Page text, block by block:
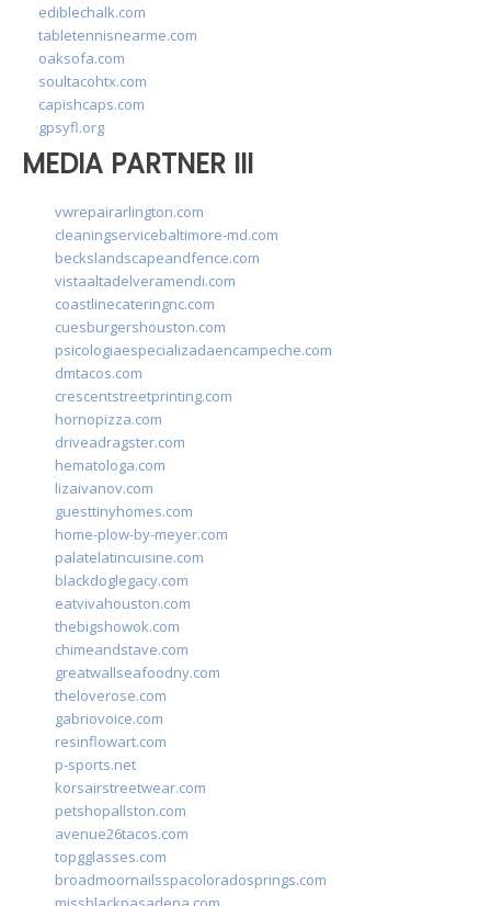
ediblechalk.com
tabletennisnearme.com
oaksofa.com
soultacohtx.com
capishcaps.com
gpsyfl.org
MEDIA PARTNER III
vwrepairarlington.com
cleaningservicebaltimore-md.com
beckslandscapeandfence.com
vistaaltadelveramendi.com
coastlinecateringnc.com
cuesburgershouston.com
psicologiaespecializadaencampeche.com
dmtacos.com
crescentstreetprinting.com
hornopizza.com
driveadragster.com
hematologa.com
lizaivanov.com
guesttinyhomes.com
home-plow-by-meyer.com
palatelatincuisine.com
blackdoglegacy.com
eatvivahouston.com
thebigshowok.com
chimeandstave.com
greatwallseafoodny.com
theloverose.com
gabriovoice.com
resinflowart.com
p-sports.net
korsairstreetwear.com
petshopallston.com
avenue26tacos.com
topgglasses.com
broadmoornailsspacoloradosprings.com